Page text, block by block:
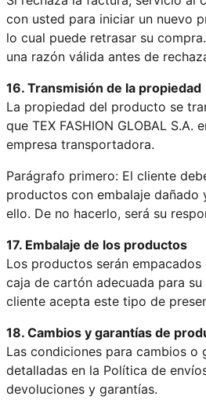
con usted para iniciar un nuevo
lo cual puede retrasar su
una razón válida antes de
16. Transmisión de la propiedad
La propiedad del producto se
que TEX FASHION GLOBAL S.A.
empresa transportadora.
Parágrafo primero: El cliente
productos con embalaje dañado
ello. De no hacerlo, será su
17. Embalaje de los productos
Los productos serán
caja de cartón adecuada para su
cliente acepta este tipo de
18. Cambios y garantías de
Las condiciones para cambios o
detalladas en la Política de
devoluciones y garantías.